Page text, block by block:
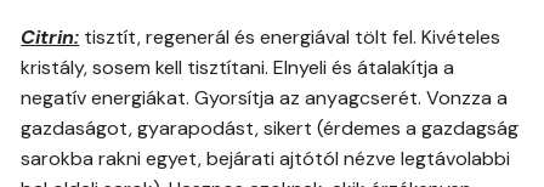
Citrin: tisztít, regenerál és energiával tölt fel. Kivételes
kristály, sosem kell tisztítani. Elnyeli és átalakítja a
negatív energiákat. Gyorsítja az anyagcserét. Vonzza a
gazdaságot, gyarapodást, sikert (érdemes a gazdagság
sarokba rakni egyet, bejárati ajtótól nézve legtávolabbi